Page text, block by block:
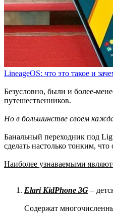
LineageOS: что это такое и
Безусловно, были и более-
путешественников.
Но в большинстве своем
Банальный переходник под
сделать настолько тонким,
Наиболее узнаваемыми
Elari KidPhone 3G –
Содержат